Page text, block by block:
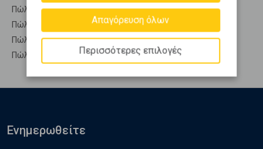
Πώληση Συγκροτήματα κατοικιών ΣΙΦΝΟΣ
Πώληση Υπόγεια ΣΙΦΝΟΣ
Πώληση Υπόσκαφα ΣΙΦΝΟΣ
Πώληση Υπολ. υψουν ΣΙΦΝΟΣ
Απαγόρευση όλων
Περισσότερες επιλογές
Ενημερωθείτε